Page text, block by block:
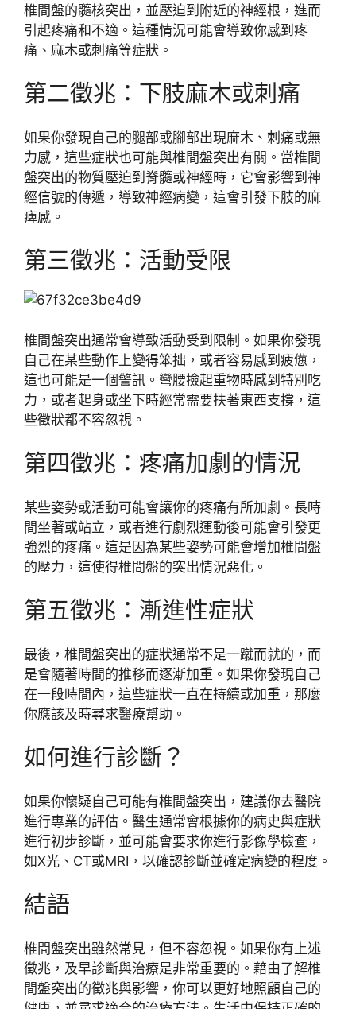
椎間盤的髓核突出，並壓迫到附近的神經根，進而
引起疼痛和不適。這種情況可能會導致你感到疼
痛、麻木或刺痛等症狀。
第二徵兆：下肢麻木或刺痛
如果你發現自己的腿部或腳部出現麻木、刺痛或無
力感，這些症狀也可能與椎間盤突出有關。當椎間
盤突出的物質壓迫到脊髓或神經時，它會影響到神
經信號的傳遞，導致神經病變，這會引發下肢的麻
痺感。
第三徵兆：活動受限
椎間盤突出通常會導致活動受到限制。如果你發現
自己在某些動作上變得笨拙，或者容易感到疲憊，
這也可能是一個警訊。彎腰撿起重物時感到特別吃
力，或者起身或坐下時經常需要扶著東西支撐，這
些徵狀都不容忽視。
第四徵兆：疼痛加劇的情況
某些姿勢或活動可能會讓你的疼痛有所加劇。長時
間坐著或站立，或者進行劇烈運動後可能會引發更
強烈的疼痛。這是因為某些姿勢可能會增加椎間盤
的壓力，這使得椎間盤的突出情況惡化。
第五徵兆：漸進性症狀
最後，椎間盤突出的症狀通常不是一蹴而就的，而
是會隨著時間的推移而逐漸加重。如果你發現自己
在一段時間內，這些症狀一直在持續或加重，那麼
你應該及時尋求醫療幫助。
如何進行診斷？
如果你懷疑自己可能有椎間盤突出，建議你去醫院
進行專業的評估。醫生通常會根據你的病史與症狀
進行初步診斷，並可能會要求你進行影像學檢查，
如X光、CT或MRI，以確認診斷並確定病變的程度。
結語
椎間盤突出雖然常見，但不容忽視。如果你有上述
徵兆，及早診斷與治療是非常重要的。藉由了解椎
間盤突出的徵兆與影響，你可以更好地照顧自己的